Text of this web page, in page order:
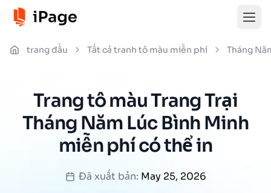
trang đầu Tất cả tranh tô màu miễn phí Tháng
Trang tô màu Trang Trại
Tháng Năm Lúc Bình Minh
miễn phí có thể in
Đã xuất bản: May 25, 2026